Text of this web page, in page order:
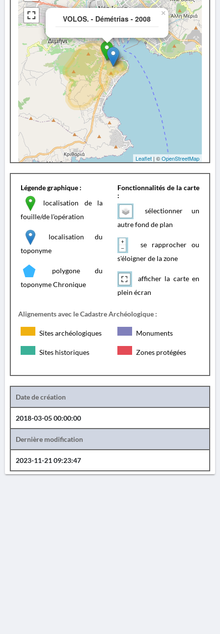
VOLOS. - Démétrias - 2008
×
Leaflet | ©OpenStreetMap
Légende graphique :
localisation de la
fouille/de l'opération
localisation du
toponyme
polygone du
toponyme Chronique
Fonctionnalités de la carte
:
sélectionner un
autre fond de plan
se rapprocher ou
s'éloigner de la zone
afficher la carte en
plein écran
Alignements avec le Cadastre Archéologique :
Sites archéologiques Monuments
Sites historiques Zones protégées
Date de création
2018-03-05 00:00:00
Dernière modification
2023-11-21 09:23:47